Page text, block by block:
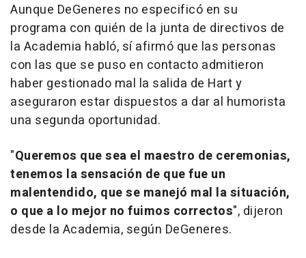
Aunque DeGeneres no especificó en su
programa con quién de la junta de directivos de
la Academia habló, sí afirmó que las personas
con las que se puso en contacto admitieron
haber gestionado mal la salida de Hart y
aseguraron estar dispuestos a dar al humorista
una segunda oportunidad.
"Queremos que sea el maestro de ceremonias,
tenemos la sensación de que fue un
malentendido, que se manejó mal la situación,
o que a lo mejor no fuimos correctos", dijeron
desde la Academia, según DeGeneres.